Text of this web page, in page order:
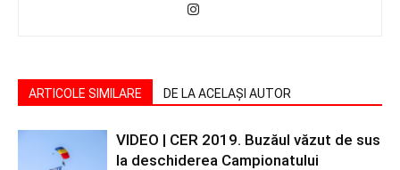
ARTICOLE SIMILARE DE LA ACELAȘI AUTOR
VIDEO | CER 2019. Buzăul văzut de sus
la deschiderea Campionatului